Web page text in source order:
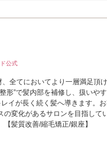
公式
全てにおいてより一層満足頂
形”で髪内部を補修し、扱いや
イが長く続く髪へ導きます。お
変化があるサロンを目指して
髪質改善/縮毛矯正/銀座】